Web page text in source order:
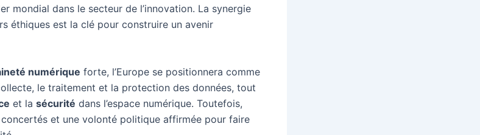
mondial dans le secteur de l’innovation. La synergie
éthiques est la clé pour construire un avenir
numérique forte, l’Europe se positionnera comme
le traitement et la protection des données, tout
et la sécurité dans l’espace numérique. Toutefois,
et une volonté politique affirmée pour faire